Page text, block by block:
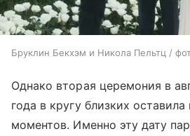
Бруклин Бекхэм и Никола Пельтц /
Однако вторая церемония в
года в кругу близких
моментов. Именно эту дату